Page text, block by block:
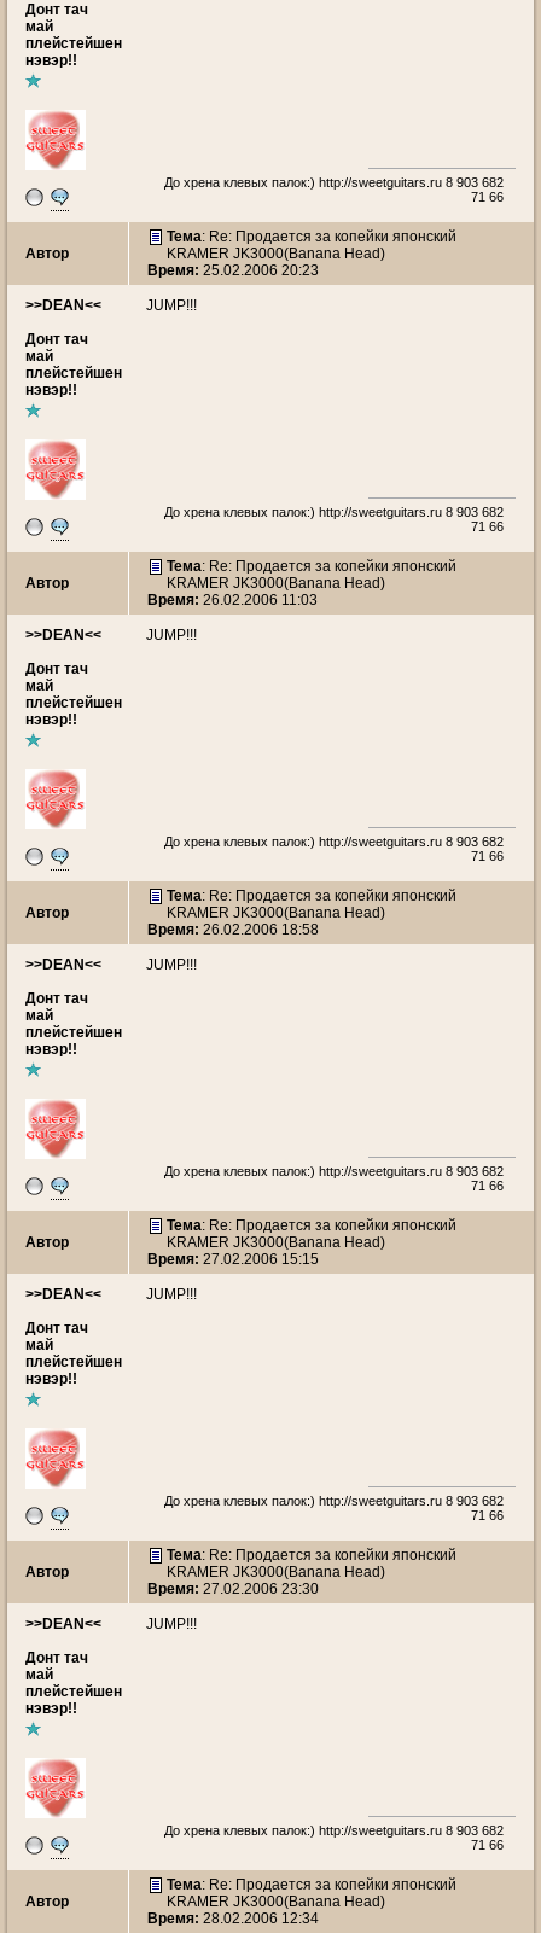
Донт тач
май
плейстейшен
нэвэр!!
До хрена клевых палок:) http://sweetguitars.ru 8 903 682
71 66
Автор
Тема: Re: Продается за копейки японский
KRAMER JK3000(Banana Head)
Время: 25.02.2006 20:23
>>DEAN<<
Донт тач
май
плейстейшен
нэвэр!!
JUMP!!!
До хрена клевых палок:) http://sweetguitars.ru 8 903 682
71 66
Автор
Тема: Re: Продается за копейки японский
KRAMER JK3000(Banana Head)
Время: 26.02.2006 11:03
>>DEAN<<
Донт тач
май
плейстейшен
нэвэр!!
JUMP!!!
До хрена клевых палок:) http://sweetguitars.ru 8 903 682
71 66
Автор
Тема: Re: Продается за копейки японский
KRAMER JK3000(Banana Head)
Время: 26.02.2006 18:58
>>DEAN<<
Донт тач
май
плейстейшен
нэвэр!!
JUMP!!!
До хрена клевых палок:) http://sweetguitars.ru 8 903 682
71 66
Автор
Тема: Re: Продается за копейки японский
KRAMER JK3000(Banana Head)
Время: 27.02.2006 15:15
>>DEAN<<
Донт тач
май
плейстейшен
нэвэр!!
JUMP!!!
До хрена клевых палок:) http://sweetguitars.ru 8 903 682
71 66
Автор
Тема: Re: Продается за копейки японский
KRAMER JK3000(Banana Head)
Время: 27.02.2006 23:30
>>DEAN<<
Донт тач
май
плейстейшен
нэвэр!!
JUMP!!!
До хрена клевых палок:) http://sweetguitars.ru 8 903 682
71 66
Автор
Тема: Re: Продается за копейки японский
KRAMER JK3000(Banana Head)
Время: 28.02.2006 12:34